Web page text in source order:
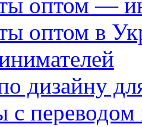
оптом —
оптом в
дизайну
переводом